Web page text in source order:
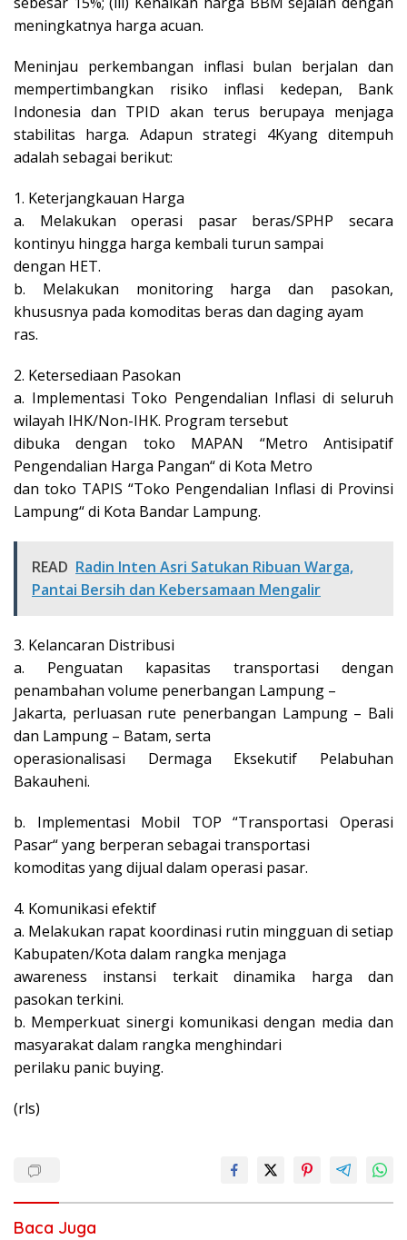
meningkatnya harga acuan.
Meninjau perkembangan inflasi bulan berjalan dan
mempertimbangkan risiko inflasi kedepan, Bank
Indonesia dan TPID akan terus berupaya menjaga
stabilitas harga. Adapun strategi 4Kyang ditempuh
adalah sebagai berikut:
1. Keterjangkauan Harga
a. Melakukan operasi pasar beras/SPHP secara
kontinyu hingga harga kembali turun sampai
dengan HET.
b. Melakukan monitoring harga dan pasokan,
khususnya pada komoditas beras dan daging ayam
ras.
2. Ketersediaan Pasokan
a. Implementasi Toko Pengendalian Inflasi di seluruh
wilayah IHK/Non-IHK. Program tersebut
dibuka dengan toko MAPAN “Metro Antisipatif
Pengendalian Harga Pangan“ di Kota Metro
dan toko TAPIS “Toko Pengendalian Inflasi di Provinsi
Lampung“ di Kota Bandar Lampung.
READ Radin Inten Asri Satukan Ribuan Warga,
Pantai Bersih dan Kebersamaan Mengalir
3. Kelancaran Distribusi
a. Penguatan kapasitas transportasi dengan
penambahan volume penerbangan Lampung –
Jakarta, perluasan rute penerbangan Lampung – Bali
dan Lampung – Batam, serta
operasionalisasi Dermaga Eksekutif Pelabuhan
Bakauheni.
b. Implementasi Mobil TOP “Transportasi Operasi
Pasar“ yang berperan sebagai transportasi
komoditas yang dijual dalam operasi pasar.
4. Komunikasi efektif
a. Melakukan rapat koordinasi rutin mingguan di setiap
Kabupaten/Kota dalam rangka menjaga
awareness instansi terkait dinamika harga dan
pasokan terkini.
b. Memperkuat sinergi komunikasi dengan media dan
masyarakat dalam rangka menghindari
perilaku panic buying.
(rls)
Baca Juga